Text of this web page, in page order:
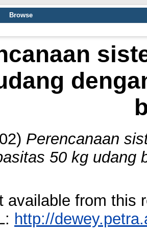
Browse
Perencanaan
50 kg udang
available from this
http://